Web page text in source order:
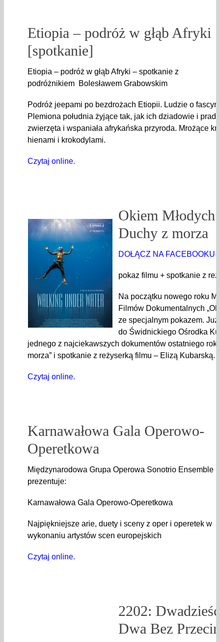
Etiopia – podróż w głąb Afryki
[spotkanie]
Etiopia – podróż w głąb Afryki – spotkanie z
podróżnikiem Bolesławem Grabowskim
Podróż jeepami po bezdrożach Etiopii. Ludzie o
Plemiona południa żyjące tak, jak ich dziadowie i
zwierzęta i wspaniała afrykańska przyroda. Mrożące
hienami i krokodylami.
Czytaj online.
Okiem
Duchy z morza
DOŁĄCZ NA FACEBOOKU
pokaz filmu + spotkanie z
Na początku nowego roku
Filmów Dokumentalnych
ze specjalnym pokazem.
do Świdnickiego Ośrodka
jednego z najciekawszych dokumentów ostatniego
morza” i spotkanie z reżyserką filmu – Elizą Kubarską.
Czytaj online.
Karnawałowa Gala Operowo-
Operetkowa
Międzynarodowa Grupa Operowa Sonotrio Ensemble
prezentuje:
Karnawałowa Gala Operowo-Operetkowa
Najpiękniejsze arie, duety i sceny z oper i operetek w
wykonaniu artystów scen europejskich
Czytaj online.
2202:
Dwa Bez